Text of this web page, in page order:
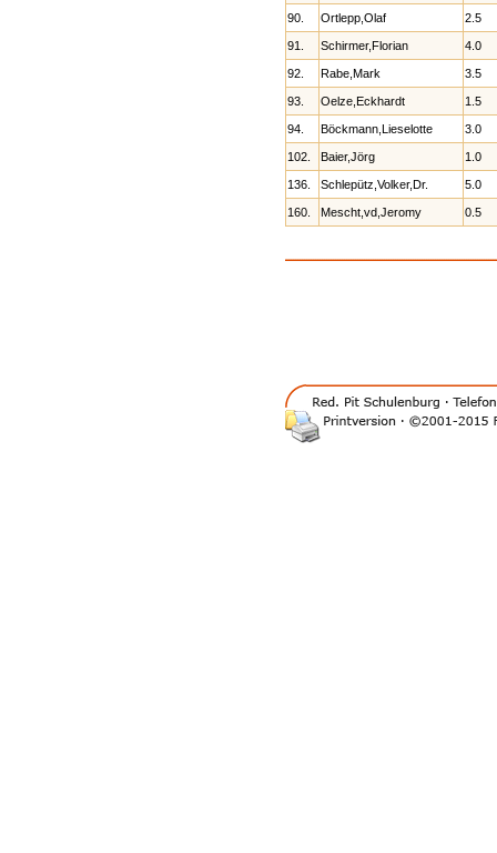
90. Ortlepp,Olaf 2.5
91. Schirmer,Florian 4.0
92. Rabe,Mark 3.5
93. Oelze,Eckhardt 1.5
94. Böckmann,Lieselotte 3.0
102. Baier,Jörg 1.0
136. Schlepütz,Volker,Dr. 5.0
160. Mescht,vd,Jeromy 0.5